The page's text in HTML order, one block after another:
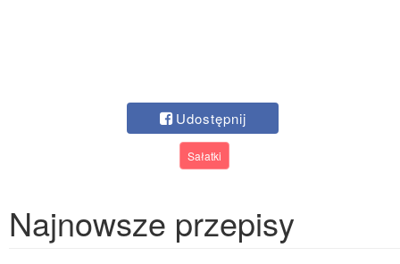
Udostępnij
Sałatki
Najnowsze przepisy